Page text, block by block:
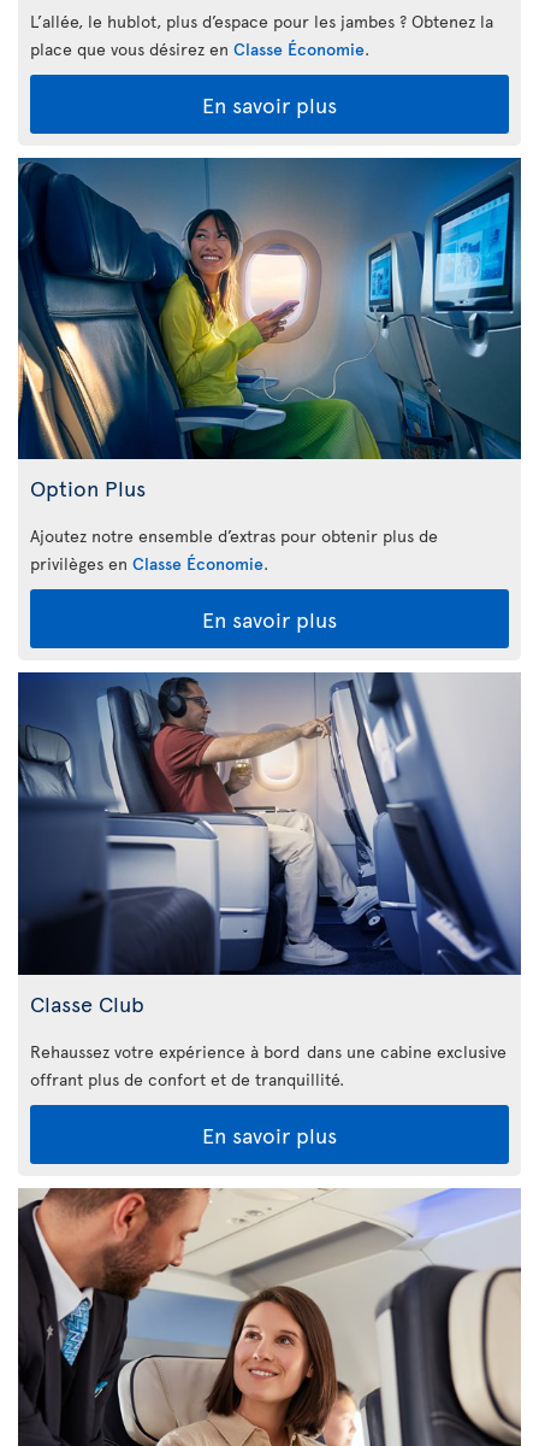
L’allée, le hublot, plus d’espace pour les jambes ? Obtenez la
place que vous désirez en Classe Économie.
En savoir plus
Option Plus
Ajoutez notre ensemble d’extras pour obtenir plus de
privilèges en Classe Économie.
En savoir plus
Classe Club
Rehaussez votre expérience à bord dans une cabine exclusive
offrant plus de confort et de tranquillité.
En savoir plus